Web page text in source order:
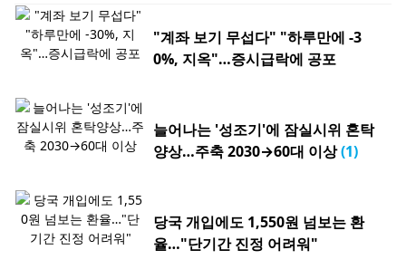
"계좌 보기 무섭다" "하루만에 -3
0%, 지옥"…증시급락에 공포
늘어나는 '성조기'에 잠실시위 혼탁
양상…주축 2030→60대 이상(1)
당국 개입에도 1,550원 넘보는 환
율…"단기간 진정 어려워"